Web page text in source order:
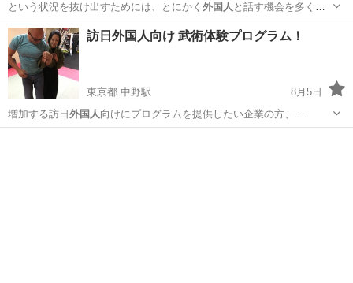
という状況を抜け出すためには、とにかく 外国人 と話す機会を多く持
つこと、そして臆せず…
東京 目黒区 その他
訪日外国人向け 武術体験プログラム！
東京都 中野駅
8月5日
増加する訪日 外国人向けにプログラムを提供したい企業の方、…